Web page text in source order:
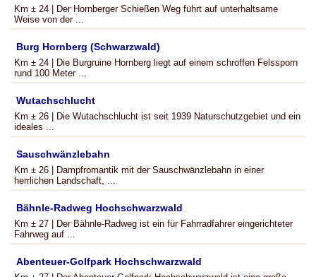
Km ± 24 | Der Hornberger Schießen Weg führt auf unterhaltsame
Weise von der ...
Burg Hornberg (Schwarzwald)
Km ± 24 | Die Burgruine Hornberg liegt auf einem schroffen Felssporn
rund 100 Meter ...
Wutachschlucht
Km ± 26 | Die Wutachschlucht ist seit 1939 Naturschutzgebiet und ein
ideales ...
Sauschwänzlebahn
Km ± 26 | Dampfromantik mit der Sauschwänzlebahn in einer
herrlichen Landschaft, ...
Bähnle-Radweg Hochschwarzwald
Km ± 27 | Der Bähnle-Radweg ist ein für Fahrradfahrer eingerichteter
Fahrweg auf ...
Abenteuer-Golfpark Hochschwarzwald